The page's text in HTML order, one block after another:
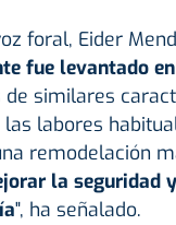
foral, Eider
fue levantado
similares
labores
remodelación
la seguridad
", ha señalado.